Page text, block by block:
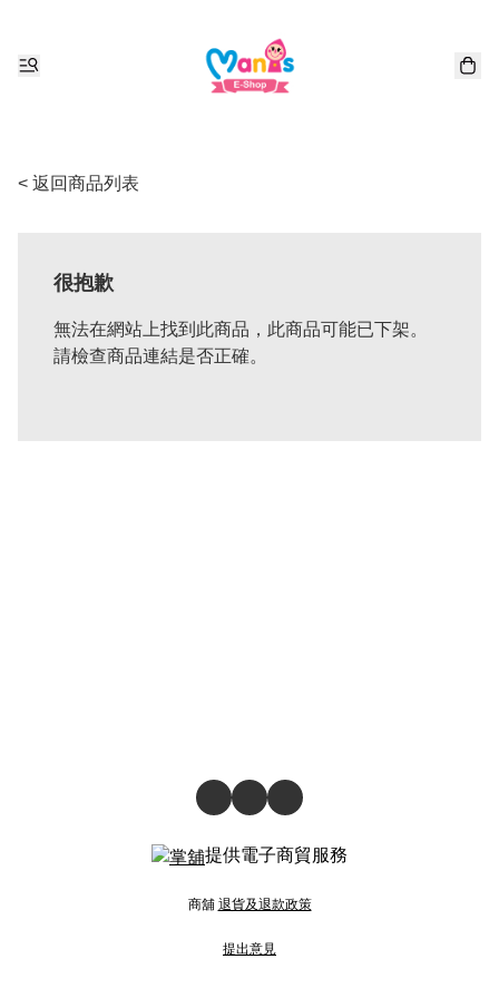
< 返回商品列表
很抱歉
無法在網站上找到此商品，此商品可能已下架。
請檢查商品連結是否正確。
提供電子商貿服務
商舖 退貨及退款政策
提出意見